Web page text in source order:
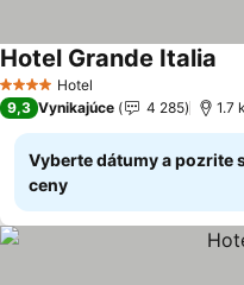
4 Počet hviezdičiek
Hotel
Hotel Grande Italia
9,3 Vynikajúce 4 285 1.7
Vyberte dátumy a pozrite
ceny